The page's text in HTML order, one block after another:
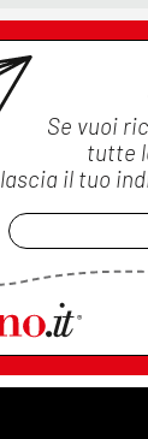
Se vuoi
tutte
lascia il tuo